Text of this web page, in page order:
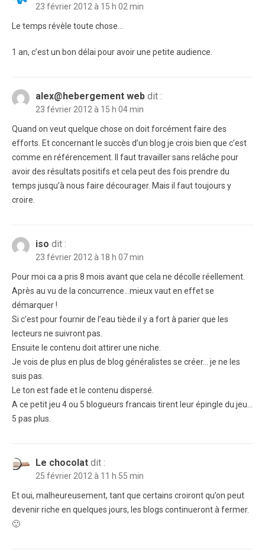
23 février 2012 à 15 h 02 min
Le temps révèle toute chose…
1 an, c’est un bon délai pour avoir une petite audience.
alex@hebergement web dit :
23 février 2012 à 15 h 04 min
Quand on veut quelque chose on doit forcément faire des
efforts. Et concernant le succès d’un blog je crois bien que c’est
comme en référencement. Il faut travailler sans relâche pour
avoir des résultats positifs et cela peut des fois prendre du
temps jusqu’à nous faire décourager. Mais il faut toujours y
croire.
iso dit :
23 février 2012 à 18 h 07 min
Pour moi ca a pris 8 mois avant que cela ne décolle réellement.
Après au vu de la concurrence…mieux vaut en effet se
démarquer !
Si c’est pour fournir de l’eau tiède il y a fort à parier que les
lecteurs ne suivront pas.
Ensuite le contenu doit attirer une niche.
Je vois de plus en plus de blog généralistes se créer… je ne les
suis pas.
Le ton est fade et le contenu dispersé.
A ce petit jeu 4 ou 5 blogueurs francais tirent leur épingle du jeu…
5 pas plus.
Le chocolat dit :
25 février 2012 à 11 h 55 min
Et oui, malheureusement, tant que certains croiront qu’on peut
devenir riche en quelques jours, les blogs continueront à fermer.
🙂